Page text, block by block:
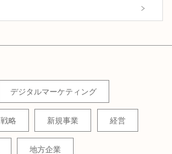
デジタルマーケティング
戦略 新規事業 経営
地方企業